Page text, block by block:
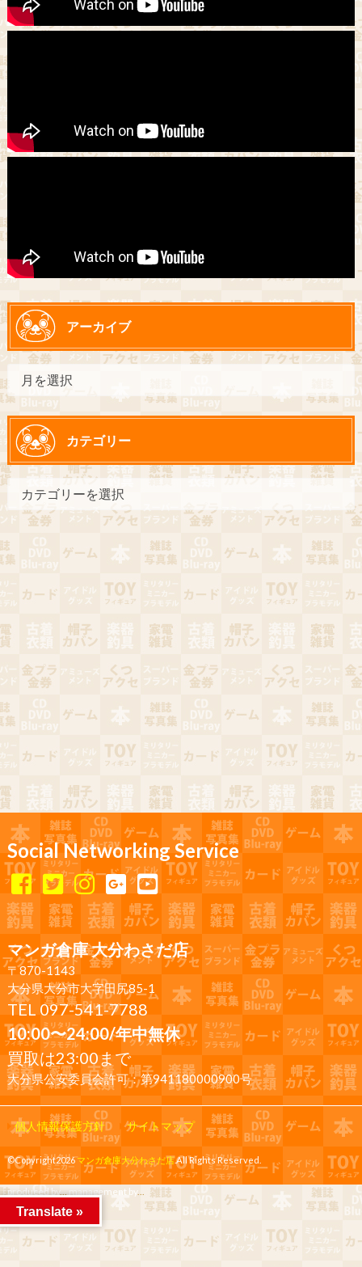
アーカイブ
カテゴリー
Social Networking Service
マンガ倉庫 大分わさだ店
〒870-1143
大分県大分市大字田尻85-1
TEL 097-541-7788
10:00〜24:00/年中無休
買取は23:00まで
大分県公安委員会許可：第941180000900号
個人情報保護方針 サイトマップ
©Copyright2026マンガ倉庫大分わさだ店.All Rights Reserved.
produced by...management by...
Translate »